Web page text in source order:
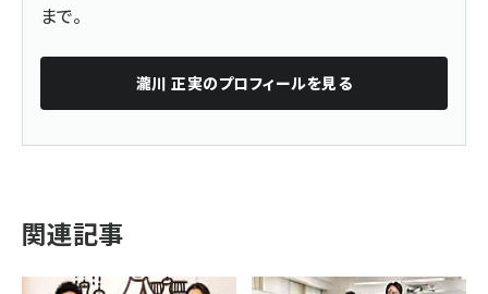
まで。
瀧川 正実のプロフィールを見る
関連記事